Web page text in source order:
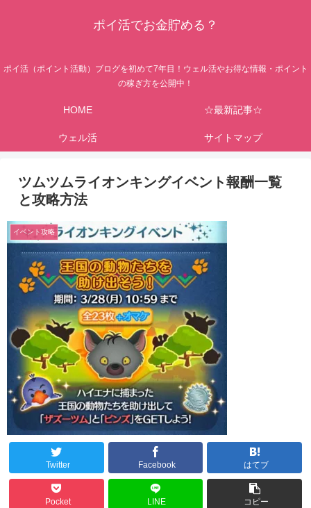
ポイ活でお金貯める？
ポイ活（ポイント活動）ブログを初めて7年目！ウェル活やお得な情報・ポイント
の稼ぎ方を公開中！
HOME ☆最新記事☆
ウェル活 サイトマップ
ツムツムライオンキングイベント報酬一覧
と攻略方法
イベント攻略
Twitter Facebook はてブ
Pocket LINE コピー